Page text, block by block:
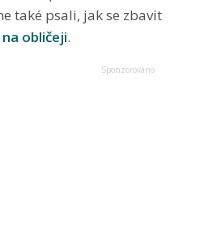
také psali, jak se zbavit
obličeji.